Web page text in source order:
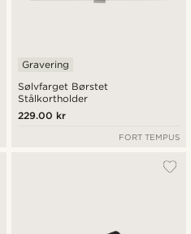
Sølvfarget Børstet
Stålkortholder
Gravering
229.00 kr
FORT TEMPUS